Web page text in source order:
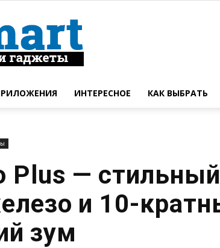
ИНТЕРЕСНОЕ КАК ВЫБРАТЬ
Plus — стильный
и 10-
зум